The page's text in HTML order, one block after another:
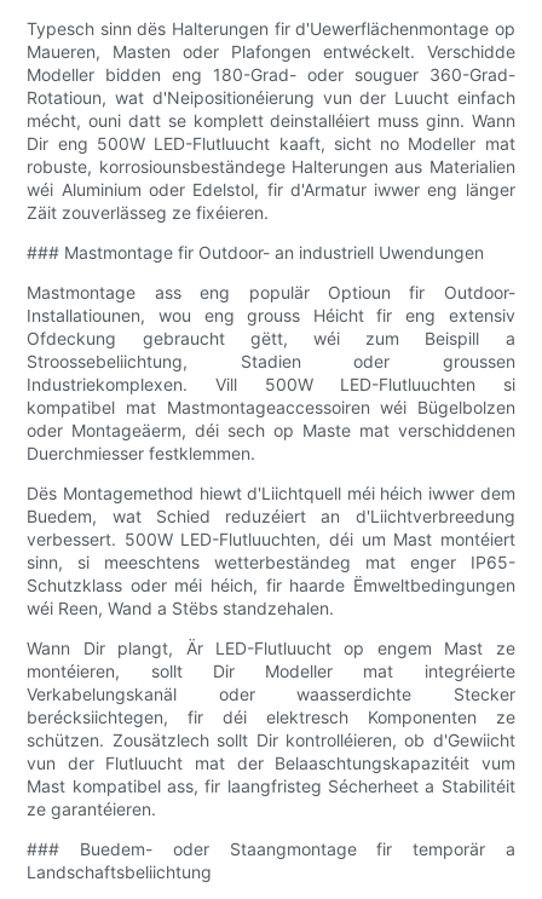
Typesch sinn dës Halterungen fir d'Uewerflächenmontage op
Maueren, Masten oder Plafongen entwéckelt. Verschidde
Modeller bidden eng 180-Grad- oder souguer 360-Grad-
Rotatioun, wat d'Neipositionéierung vun der Luucht einfach
mécht, ouni datt se komplett deinstalléiert muss ginn. Wann
Dir eng 500W LED-Flutluucht kaaft, sicht no Modeller mat
robuste, korrosiounsbeständege Halterungen aus Materialien
wéi Aluminium oder Edelstol, fir d'Armatur iwwer eng länger
Zäit zouverlässeg ze fixéieren.
### Mastmontage fir Outdoor- an industriell Uwendungen
Mastmontage ass eng populär Optioun fir Outdoor-
Installatiounen, wou eng grouss Héicht fir eng extensiv
Ofdeckung gebraucht gëtt, wéi zum Beispill a
Stroossebeliichtung, Stadien oder groussen
Industriekomplexen. Vill 500W LED-Flutluuchten si
kompatibel mat Mastmontageaccessoiren wéi Bügelbolzen
oder Montageäerm, déi sech op Maste mat verschiddenen
Duerchmiesser festklemmen.
Dës Montagemethod hiewt d'Liichtquell méi héich iwwer dem
Buedem, wat Schied reduzéiert an d'Liichtverbreedung
verbessert. 500W LED-Flutluuchten, déi um Mast montéiert
sinn, si meeschtens wetterbeständeg mat enger IP65-
Schutzklass oder méi héich, fir haarde Ëmweltbedingungen
wéi Reen, Wand a Stëbs standzehalen.
Wann Dir plangt, Är LED-Flutluucht op engem Mast ze
montéieren, sollt Dir Modeller mat integréierte
Verkabelungskanäl oder waasserdichte Stecker
berécksiichtegen, fir déi elektresch Komponenten ze
schützen. Zousätzlech sollt Dir kontrolléieren, ob d'Gewiicht
vun der Flutluucht mat der Belaaschtungskapazitéit vum
Mast kompatibel ass, fir laangfristeg Sécherheet a Stabilitéit
ze garantéieren.
### Buedem- oder Staangmontage fir temporär a
Landschaftsbeliichtung